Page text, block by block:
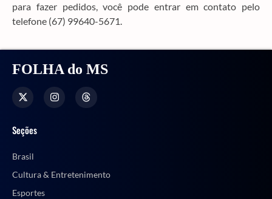
para fazer pedidos, você pode entrar em contato pelo
telefone (67) 99640-5671.
FOLHA do MS
Seções
Brasil
Cultura & Entretenimento
Esportes